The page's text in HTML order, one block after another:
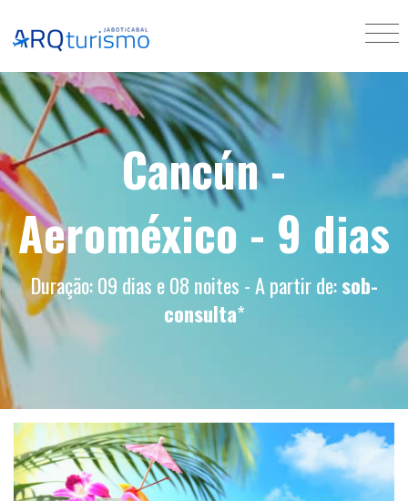
Cancún -
Aeroméxico - 9 dias
Duração: 09 dias e 08 noites - A partir de:sob-
consulta*